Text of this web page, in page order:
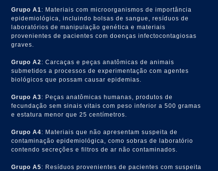
Grupo A1 : Materiais com microorganismos de importância
epidemiológica, incluindo bolsas de sangue, resíduos de
laboratórios de manipulação genética e materiais
provenientes de pacientes com doenças infectocontagiosas
graves.
Grupo A2 : Carcaças e peças anatômicas de animais
submetidos a processos de experimentação com agentes
biológicos que possam causar epidemias.
Grupo A3: Peças anatômicas humanas, produtos de
fecundação sem sinais vitais com peso inferior a 500 gramas
e estatura menor que 25 centímetros.
Grupo A4: Materiais que não apresentam suspeita de
contaminação epidemiológica, como sobras de laboratório
contendo secreções e filtros de ar não contaminados.
Grupo A5: Resíduos provenientes de pacientes com suspeita